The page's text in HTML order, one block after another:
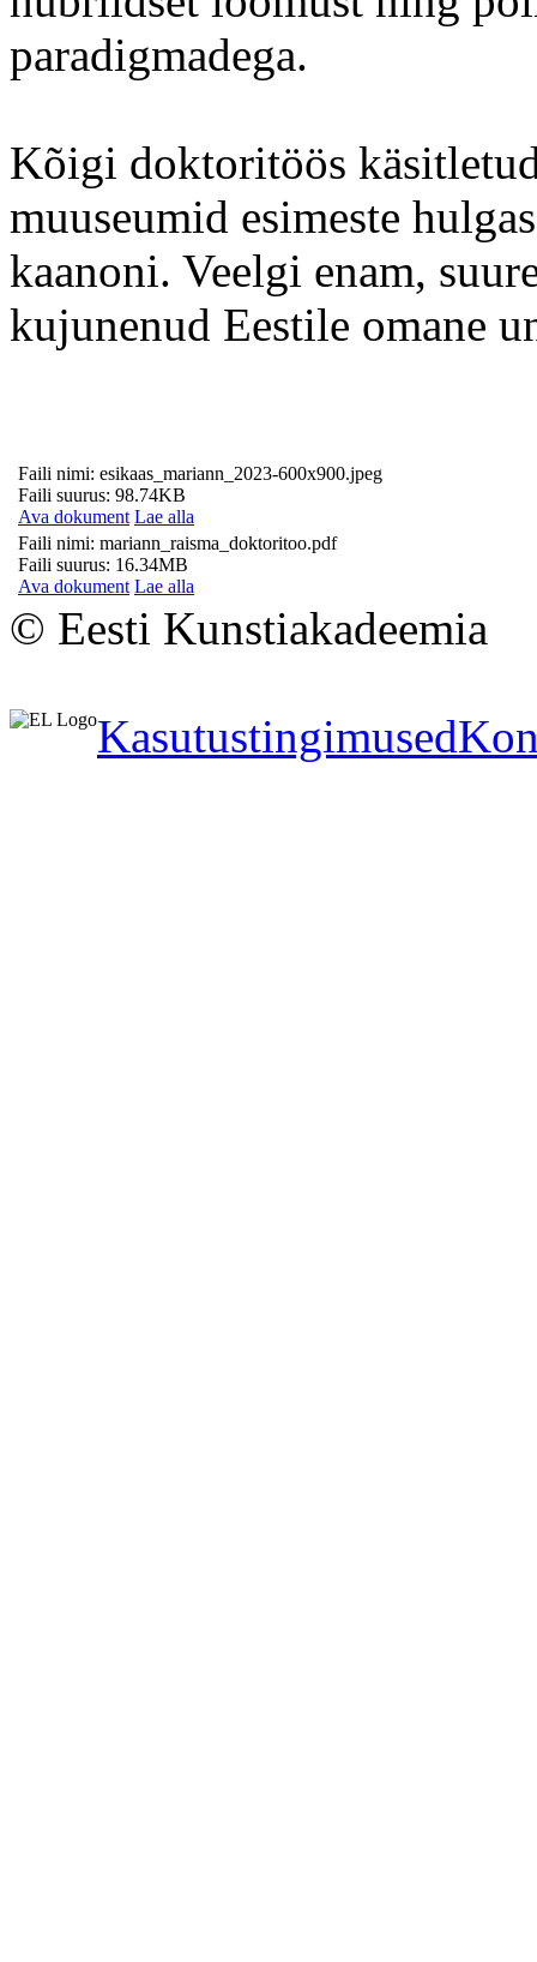
paradigmadega.
Kõigi doktoritöös
muuseumid esimeste
kaanoni. Veelgi enam,
kujunenud Eestile omane
Faili nimi: esikaas_mariann_2023-600x900.jpeg
Faili suurus: 98.74KB
Ava dokument Lae alla
Faili nimi: mariann_raisma_doktoritoo.pdf
Faili suurus: 16.34MB
Ava dokument Lae alla
© Eesti Kunstiakadeemia
Kasutustingimused